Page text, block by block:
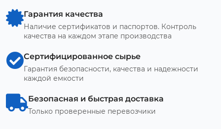
Гарантия качества
Наличие сертификатов и паспортов. Контроль
качества на каждом этапе производства
Сертифицированное сырье
Гарантия безопасности, качества и надежности
каждой емкости
Безопасная и быстрая доставка
Только проверенные перевозчики